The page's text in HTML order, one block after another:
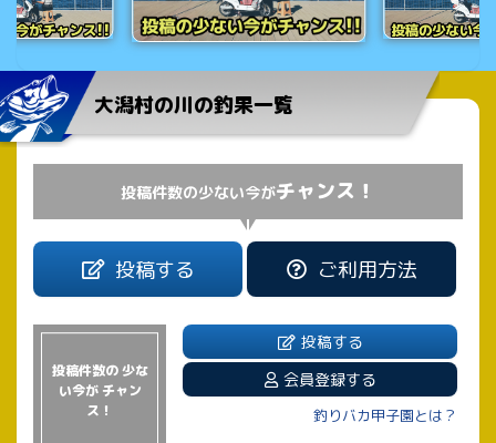
大潟村の川の釣果一覧
投稿件数の少ない今がチャンス！
投稿する ご利用方法
投稿件数の 少な
い今が チャン
ス！
投稿する
会員登録する
釣りバカ甲子園とは？